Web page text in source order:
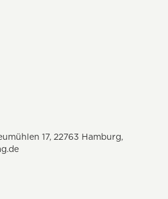
17, 22763 Hamburg,